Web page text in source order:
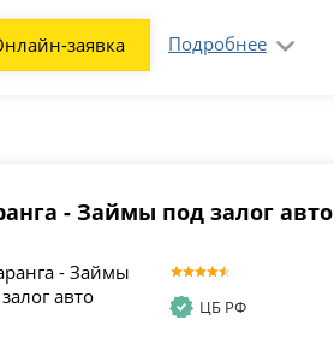
заявка Подробнее
- Займы под залог авто
ЦБ РФ